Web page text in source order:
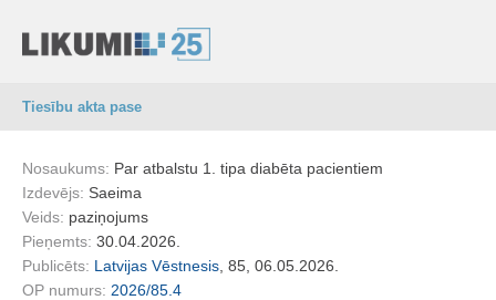
Tiesību akta pase
Nosaukums: Par atbalstu 1. tipa diabēta pacientiem
Izdevējs: Saeima
Veids: paziņojums
Pieņemts: 30.04.2026.
Publicēts: Latvijas Vēstnesis , 85, 06.05.2026.
OP numurs: 2026/85.4